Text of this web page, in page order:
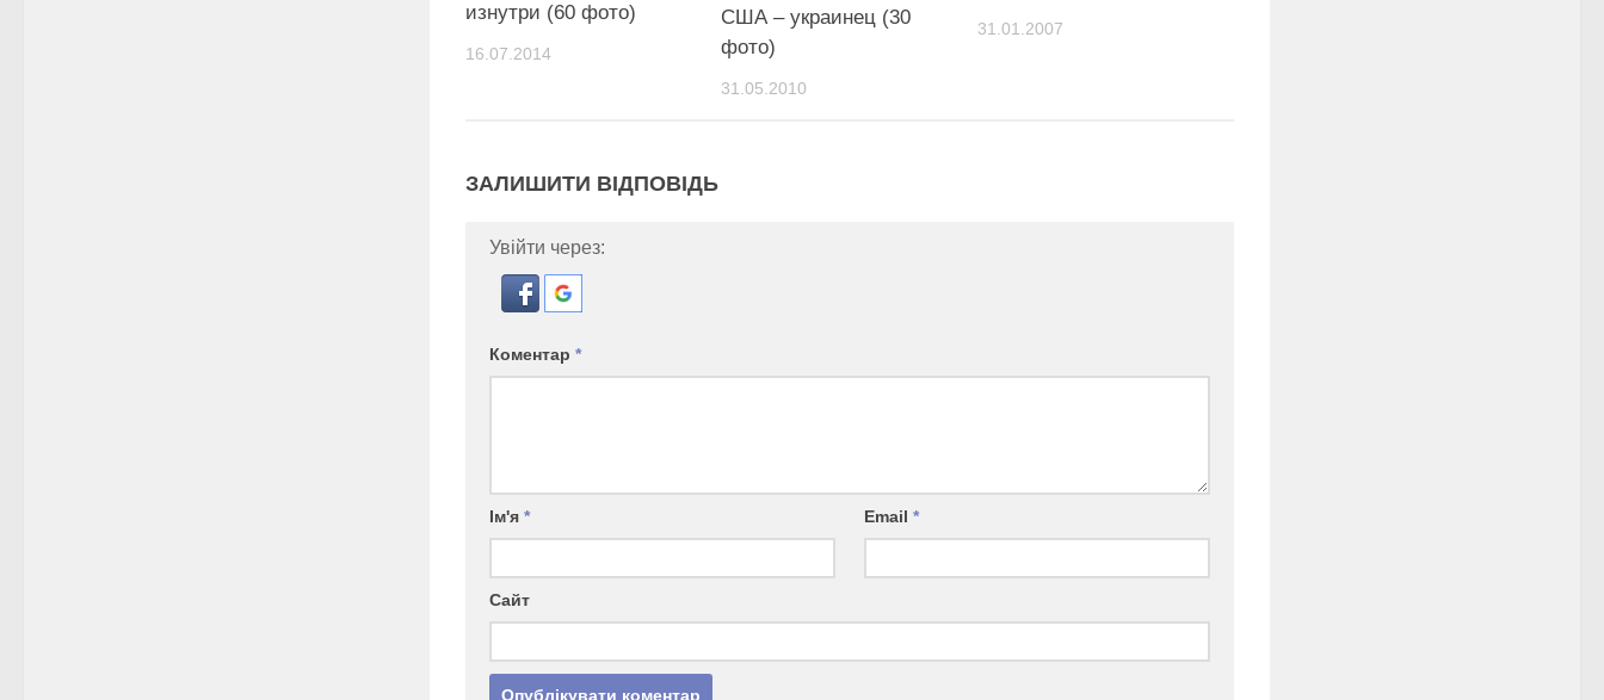
изнутри (60 фото)
16.07.2014
США – украинец (30
фото)
31.05.2010
31.01.2007
ЗАЛИШИТИ ВІДПОВІДЬ
Увійти через:
Коментар *
Ім'я * Email*
Сайт